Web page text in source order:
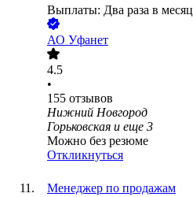
Выплаты: Два раза в месяц
АО Уфанет
4.5
•
155 отзывов
Нижний Новгород
Горьковская и еще 3
Можно без резюме
Откликнуться
Менеджер по продажам